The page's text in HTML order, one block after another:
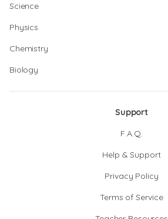
Science
Physics
Chemistry
Biology
Support
F.A.Q.
Help & Support
Privacy Policy
Terms of Service